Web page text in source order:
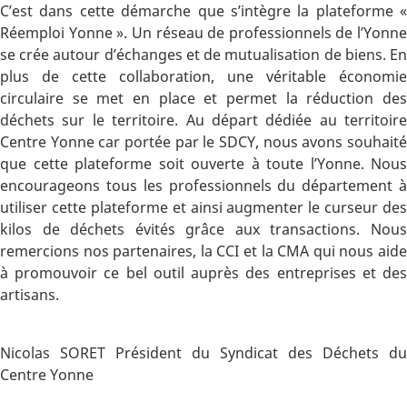
C’est dans cette démarche que s’intègre la plateforme «
Réemploi Yonne ». Un réseau de professionnels de l’Yonne
se crée autour d’échanges et de mutualisation de biens. En
plus de cette collaboration, une véritable économie
circulaire se met en place et permet la réduction des
déchets sur le territoire. Au départ dédiée au territoire
Centre Yonne car portée par le SDCY, nous avons souhaité
que cette plateforme soit ouverte à toute l’Yonne. Nous
encourageons tous les professionnels du département à
utiliser cette plateforme et ainsi augmenter le curseur des
kilos de déchets évités grâce aux transactions. Nous
remercions nos partenaires, la CCI et la CMA qui nous aide
à promouvoir ce bel outil auprès des entreprises et des
artisans.
Nicolas SORET Président du Syndicat des Déchets du
Centre Yonne